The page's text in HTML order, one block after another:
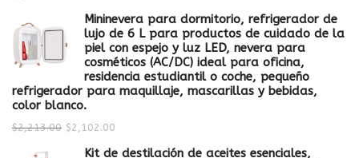
Mininevera para dormitorio, refrigerador de
lujo de 6 L para productos de cuidado de la
piel con espejo y luz LED, nevera para
cosméticos (AC/DC) ideal para oficina,
residencia estudiantil o coche, pequeño
refrigerador para maquillaje, mascarillas y bebidas,
color blanco.
$2,213.00 $2,102.00
Kit de destilación de aceites esenciales,